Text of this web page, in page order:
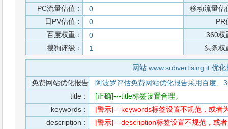
PC流量估值：
0
移动流量估
日PV估值：
0
PR
百度权重：
0
360权
搜狗评级：
1 头条权
网站 www.subvertising.it 优化
免费网站优化报告
阿波罗评估免费网站优化报告采用百度、
title：
[正确]---title标签设置合理。
keywords：
[警示]---keywords标签设置不规范，或者
description：
[警示]---description标签设置不规范，或